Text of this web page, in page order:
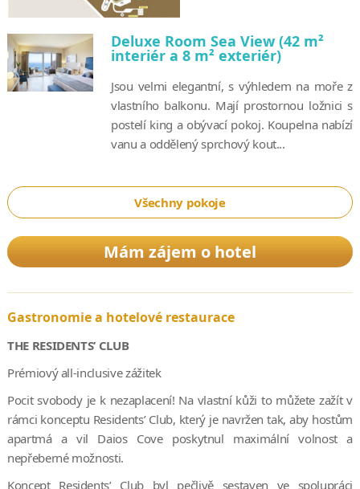
Deluxe Room Sea View (42 m²
interiér a 8 m² exteriér)
Jsou velmi elegantní, s výhledem na moře z
vlastního balkonu. Mají prostornou ložnici s
postelí king a obývací pokoj. Koupelna nabízí
vanu a oddělený sprchový kout...
Všechny pokoje
Mám zájem o hotel
Gastronomie a hotelové restaurace
THE RESIDENTS’ CLUB
Prémiový all-inclusive zážitek
Pocit svobody je k nezaplacení! Na vlastní kůži to můžete zažít v
rámci konceptu Residents’ Club, který je navržen tak, aby hostům
apartmá a vil Daios Cove poskytnul maximální volnost a
nepřeberné možnosti.
Koncept Residents’ Club byl pečlivě sestaven ve spolupráci